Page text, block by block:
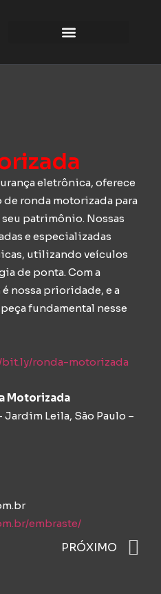
eletrônica, oferece
ronda motorizada para
patrimônio. Nossas
e especializadas
utilizando veículos
de ponta. Com a
é nossa prioridade, e a
fundamental nesse
ronda-motorizada
Motorizada
Jardim Leila, São Paulo –
embraste/
PRÓXIMO